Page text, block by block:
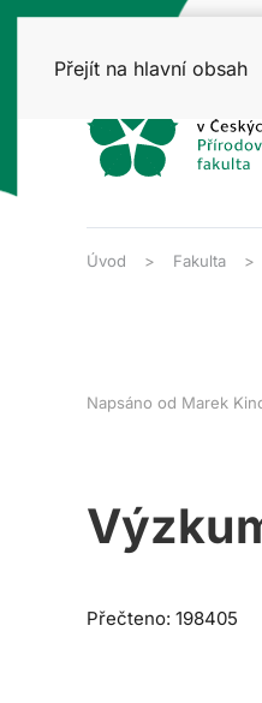
Přejít na hlavní obsah
Úvod Fakulta
Napsáno od Marek
Přečteno: 198405